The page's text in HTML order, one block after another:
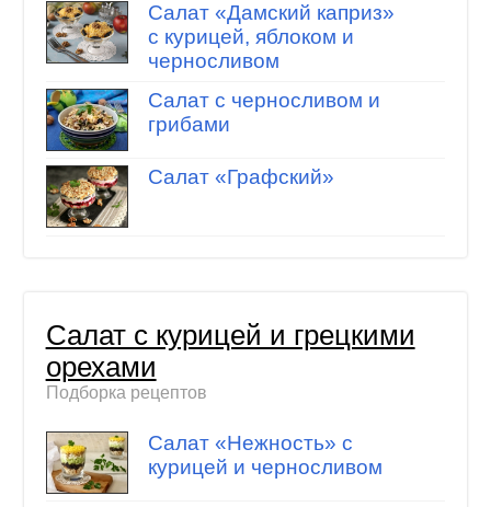
Салат «Дамский каприз»
с курицей, яблоком и
черносливом
Салат с черносливом и
грибами
Салат «Графский»
Салат с курицей и грецкими
орехами
Подборка рецептов
Салат «Нежность» с
курицей и черносливом